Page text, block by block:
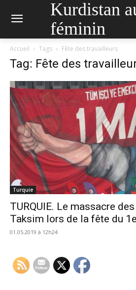
Kurdistan
féminin
Accueil Tags Fête des travailleurs
Tag: Fête des
Turquie
TURQUIE. Le massacre
Taksim lors de la fête du
01.05.2019 à 12h24